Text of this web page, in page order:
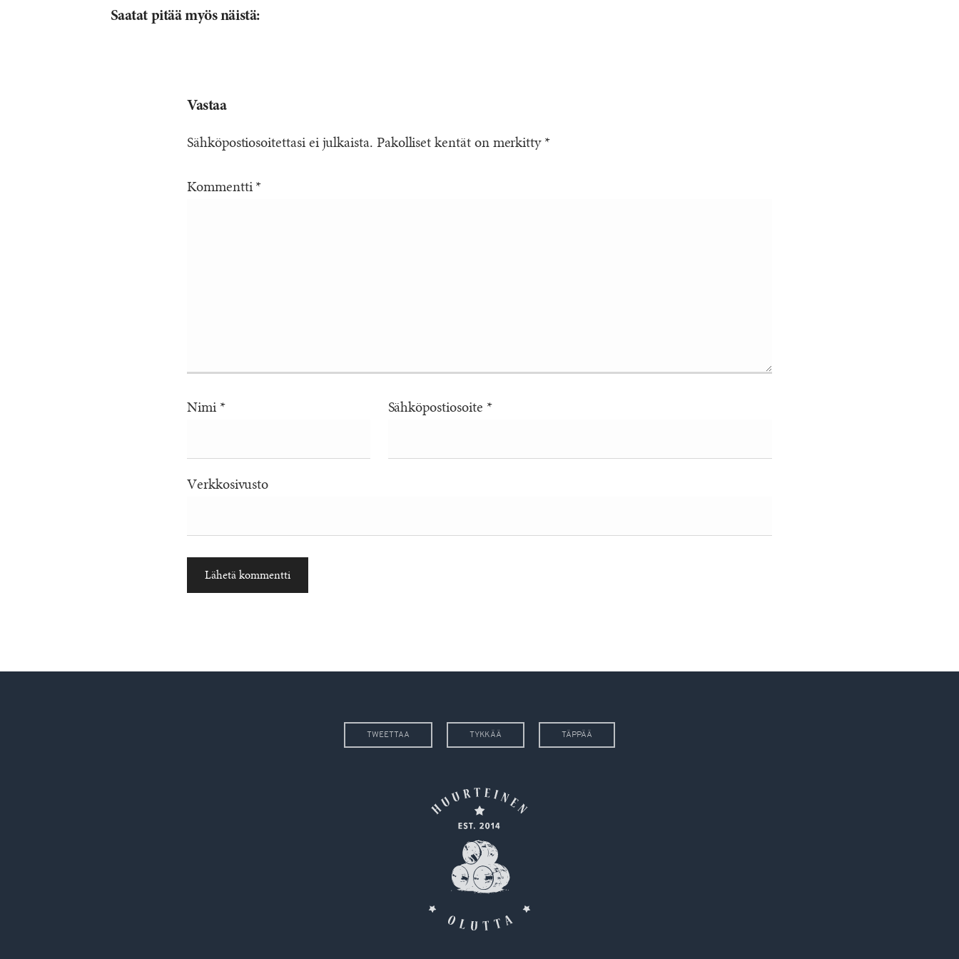
Saatat pitää myös näistä:
Vastaa
Sähköpostiosoitettasi ei julkaista. Pakolliset kentät on merkitty *
Kommentti *
Nimi * Sähköpostiosoite *
Verkkosivusto
TWEETTAA TYKKÄÄ TÄPPÄÄ